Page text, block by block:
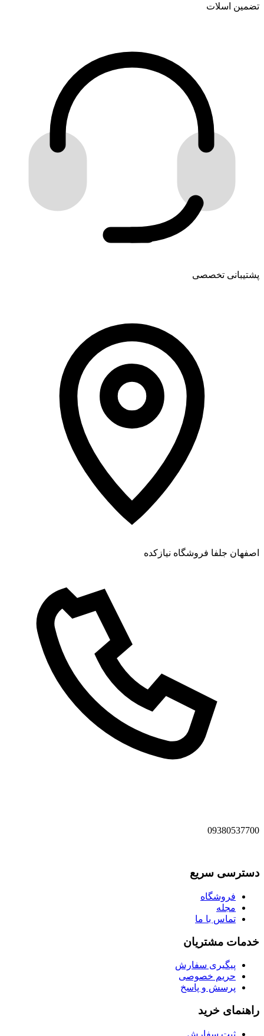
تضمین اسلات
پشتیبانی تخصصی
اصفهان جلفا فروشگاه نیازکده
09380537700
دسترسی سریع
فروشگاه
مجله
تماس با ما
خدمات مشتریان
پیگیری سفارش
حریم خصوصی
پرسش و پاسخ
راهنمای خرید
ثبت سفارش